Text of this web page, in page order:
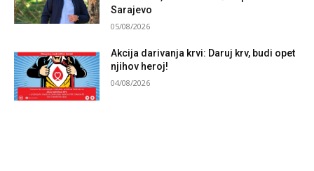
Sarajevo
05/08/2026
Akcija darivanja krvi: Daruj krv, budi opet
njihov heroj!
04/08/2026